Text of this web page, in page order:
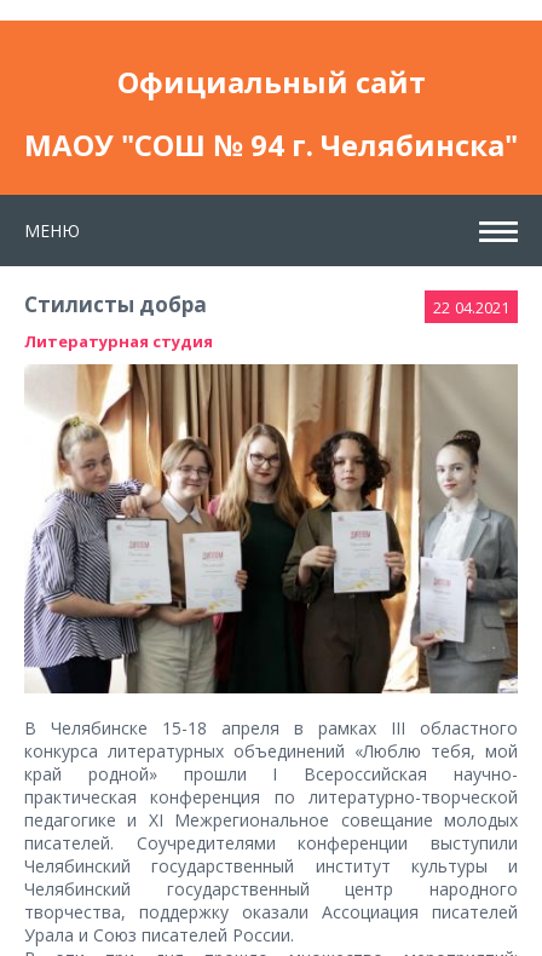
Официальный сайт
МАОУ "СОШ № 94 г. Челябинска"
МЕНЮ
22 04.2021
Стилисты добра
Литературная студия
В Челябинске 15-18 апреля в рамках III областного
конкурса литературных объединений «Люблю тебя, мой
край родной» прошли I Всероссийская научно-
практическая конференция по литературно-творческой
педагогике и XI Межрегиональное совещание молодых
писателей. Соучредителями конференции выступили
Челябинский государственный институт культуры и
Челябинский государственный центр народного
творчества, поддержку оказали Ассоциация писателей
Урала и Союз писателей России.